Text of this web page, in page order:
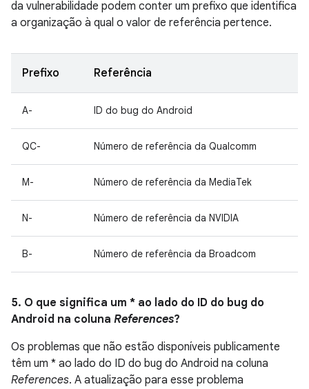
da vulnerabilidade podem conter um prefixo que identifica
a organização à qual o valor de referência pertence.
Prefixo Referência
A- ID do bug do Android
QC- Número de referência da Qualcomm
M- Número de referência da MediaTek
N- Número de referência da NVIDIA
B- Número de referência da Broadcom
5. O que significa um * ao lado do ID do bug do
Android na coluna References?
Os problemas que não estão disponíveis publicamente
têm um * ao lado do ID do bug do Android na coluna
References. A atualização para esse problema